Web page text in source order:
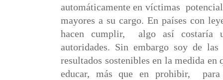
automáticamente en víctimas
mayores a su cargo. En países con
hacen cumplir, algo así costaría
autoridades. Sin embargo soy de
resultados sostenibles en la medida en
educar, más que en prohibir,